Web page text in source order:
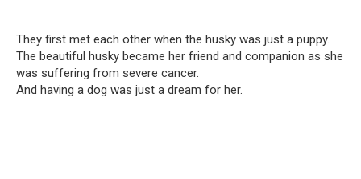
They first met each other when the husky was just a puppy.
The beautiful husky became her friend and companion as she
was suffering from severe cancer.
And having a dog was just a dream for her.